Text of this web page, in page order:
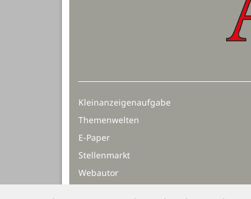
Kleinanzeigenaufgabe
Themenwelten
E-Paper
Stellenmarkt
Webautor